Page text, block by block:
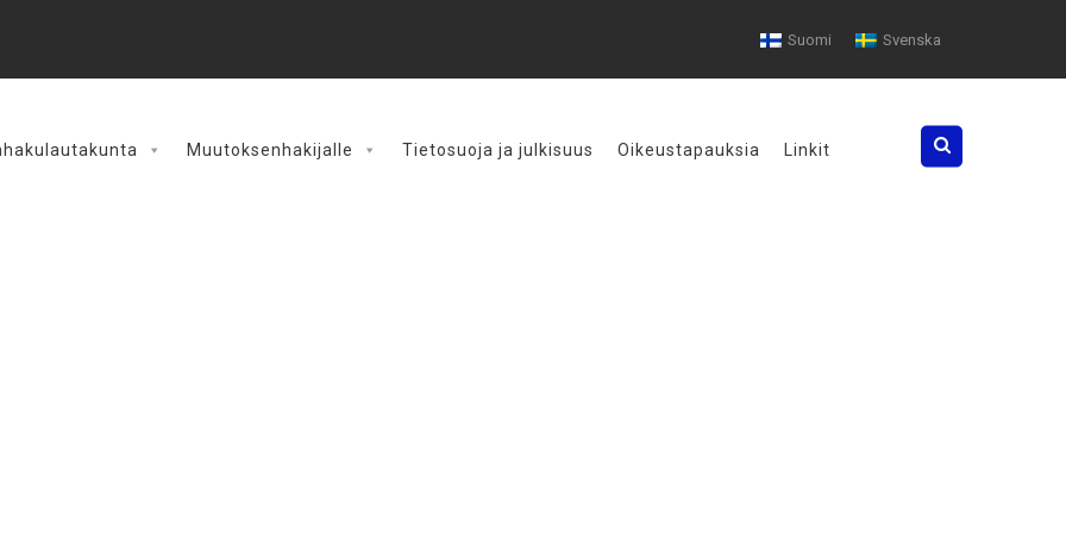
Suomi Svenska
Search
Muutoksenhakijalle Tietosuoja ja julkisuus Oikeustapauksia Linkit